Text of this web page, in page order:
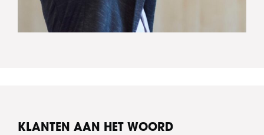
KLANTEN AAN HET WOORD